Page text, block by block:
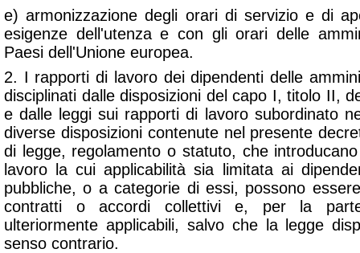
e) armonizzazione degli orari di servizio e di
esigenze dell'utenza e con gli orari delle
Paesi dell'Unione europea.
2. I rapporti di lavoro dei dipendenti delle
disciplinati dalle disposizioni del capo I, titolo II,
e dalle leggi sui rapporti di lavoro subordinato
diverse disposizioni contenute nel presente
di legge, regolamento o statuto, che
lavoro la cui applicabilità sia limitata ai
pubbliche, o a categorie di essi, possono
contratti o accordi collettivi e, per la
ulteriormente applicabili, salvo che la legge
senso contrario.